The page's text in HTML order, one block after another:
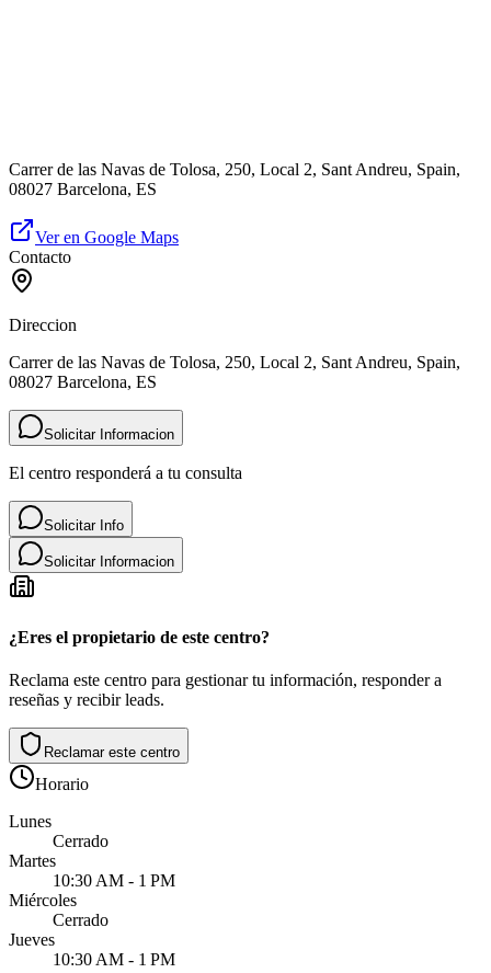
Carrer de las Navas de Tolosa, 250, Local 2, Sant Andreu, Spain,
08027 Barcelona, ES
Ver en Google Maps
Contacto
Direccion
Carrer de las Navas de Tolosa, 250, Local 2, Sant Andreu, Spain,
08027 Barcelona, ES
Solicitar Informacion
El centro responderá a tu consulta
Solicitar Info
Solicitar Informacion
¿Eres el propietario de este centro?
Reclama este centro para gestionar tu información, responder a
reseñas y recibir leads.
Reclamar este centro
Horario
Lunes
Cerrado
Martes
10:30 AM - 1 PM
Miércoles
Cerrado
Jueves
10:30 AM - 1 PM